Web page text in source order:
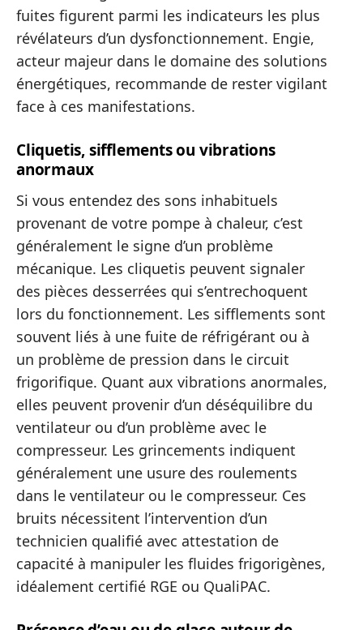
fuites figurent parmi les indicateurs les plus
révélateurs d’un dysfonctionnement. Engie,
acteur majeur dans le domaine des solutions
énergétiques, recommande de rester vigilant
face à ces manifestations.
Cliquetis, sifflements ou vibrations
anormaux
Si vous entendez des sons inhabituels
provenant de votre pompe à chaleur, c’est
généralement le signe d’un problème
mécanique. Les cliquetis peuvent signaler
des pièces desserrées qui s’entrechoquent
lors du fonctionnement. Les sifflements sont
souvent liés à une fuite de réfrigérant ou à
un problème de pression dans le circuit
frigorifique. Quant aux vibrations anormales,
elles peuvent provenir d’un déséquilibre du
ventilateur ou d’un problème avec le
compresseur. Les grincements indiquent
généralement une usure des roulements
dans le ventilateur ou le compresseur. Ces
bruits nécessitent l’intervention d’un
technicien qualifié avec attestation de
capacité à manipuler les fluides frigorigènes,
idéalement certifié RGE ou QualiPAC.